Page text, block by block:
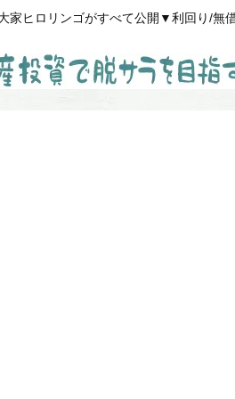
家ヒロリンゴがすべて公開▼利回り/無